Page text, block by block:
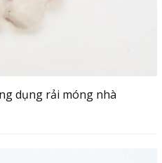
dụng rải móng nhà